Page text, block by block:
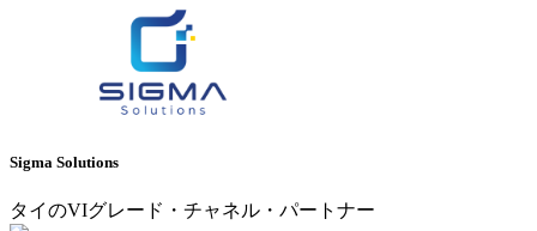
Sigma Solutions
タイのVIグレード・チャネル・パートナー